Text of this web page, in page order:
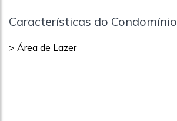
Características do Condomínio
> Área de Lazer